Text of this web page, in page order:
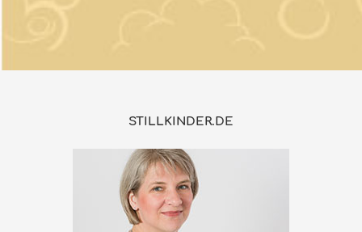
STILLKINDER.DE